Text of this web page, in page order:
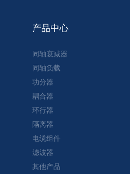
产品中心
同轴衰减器
同轴负载
功分器
耦合器
环行器
隔离器
电缆组件
滤波器
其他产品